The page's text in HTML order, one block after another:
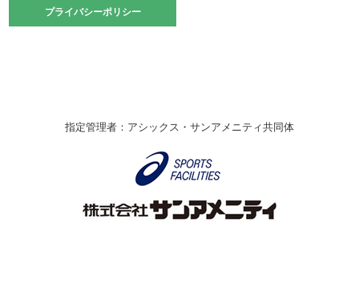
2021.10.23
卓球選手権大会ラージボールの部開催☆
伊丹市総合体育大会 バレーボール大会が開催されました
なわとびイベントを開催しました！
プライバシーポリシー
プライバシーポリシー
指定管理者：アシックス・サンアメニティ共同体